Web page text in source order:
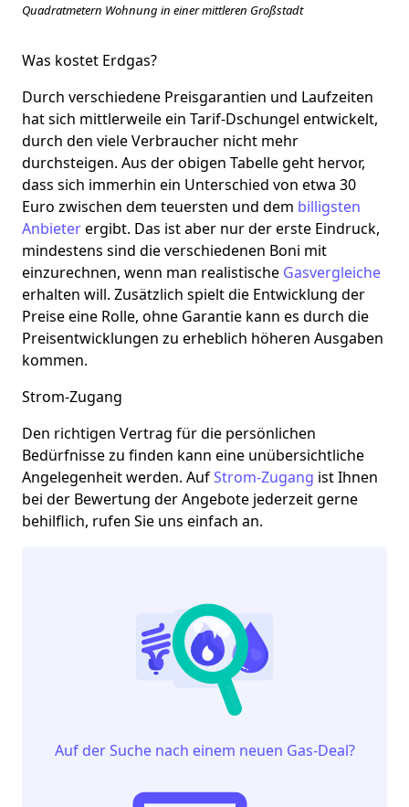
Quadratmetern Wohnung in einer mittleren Großstadt
Was kostet Erdgas?
Durch verschiedene Preisgarantien und Laufzeiten
hat sich mittlerweile ein Tarif-Dschungel entwickelt,
durch den viele Verbraucher nicht mehr
durchsteigen. Aus der obigen Tabelle geht hervor,
dass sich immerhin ein Unterschied von etwa 30
Euro zwischen dem teuersten und dem billigsten
Anbieterergibt. Das ist aber nur der erste Eindruck,
mindestens sind die verschiedenen Boni mit
einzurechnen, wenn man realistische Gasvergleiche
erhalten will. Zusätzlich spielt die Entwicklung der
Preise eine Rolle, ohne Garantie kann es durch die
Preisentwicklungen zu erheblich höheren Ausgaben
kommen.
Strom-Zugang
Den richtigen Vertrag für die persönlichen
Bedürfnisse zu finden kann eine unübersichtliche
Angelegenheit werden. AufStrom-Zugang ist Ihnen
bei der Bewertung der Angebote jederzeit gerne
behilflich, rufen Sie uns einfach an.
Auf der Suche nach einem neuen Gas-Deal?